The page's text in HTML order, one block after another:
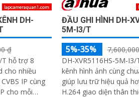
DH-
₫
T hỗ trợ 8
cho nhiều
IP cùng
cho mỗi
ĐẦU GHI HÌNH DH-
5M-I3/T
5%-35%
DH-XVR5116HS-5M-
kênh hình ảnh cùng
giúp lưu trữ hiệu quả
H.264 giao diện thân